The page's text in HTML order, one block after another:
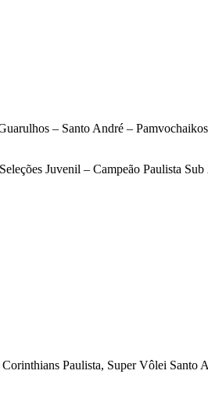
– Santo André –
Juvenil – Campeão Paulista
Paulista, Super Vôlei Santo